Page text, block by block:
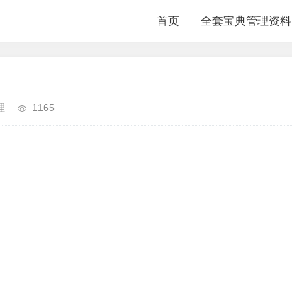
首页 全套宝典管理资料
1165